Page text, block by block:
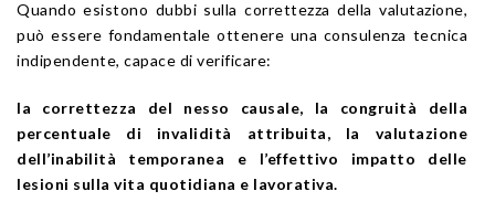
Quando esistono dubbi sulla correttezza della valutazione,
può essere fondamentale ottenere una consulenza tecnica
indipendente, capace di verificare:
la correttezza del nesso causale, la congruità della
percentuale di invalidità attribuita, la valutazione
dell’inabilità temporanea e l’effettivo impatto delle
lesioni sulla vita quotidiana e lavorativa.